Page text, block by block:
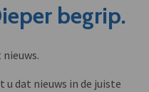
begrip.
dat nieuws in de juiste